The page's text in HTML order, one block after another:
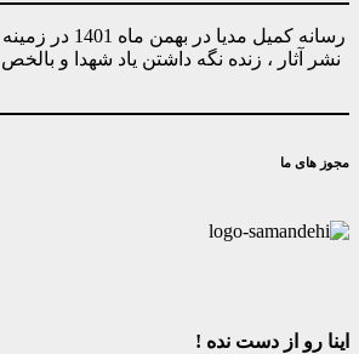
رسانه
نشر آثار ، زنده نگه داشتن یاد شهدا و
مجوز های ما
اینا رو از دست نده !